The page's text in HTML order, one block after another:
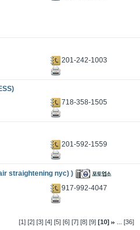
201-242-1003
718-358-1505
201-592-1559
straightening nyc) )
917-992-4047
[1] [2] [3] [4] [5] [6] [7] [8] [9] [10] ... [36]